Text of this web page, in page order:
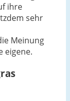
ihre
sehr
Meinung
eigene.